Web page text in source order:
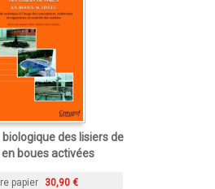
des lisiers de
boues activées
papier 30,90 €